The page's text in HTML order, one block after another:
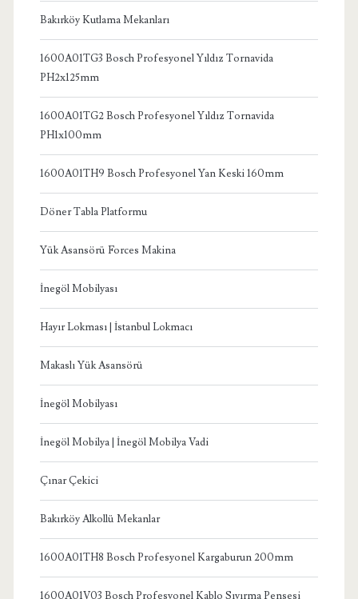
Bakırköy Kutlama Mekanları
1600A01TG3 Bosch Profesyonel Yıldız Tornavida
PH2x125mm
1600A01TG2 Bosch Profesyonel Yıldız Tornavida
PH1x100mm
1600A01TH9 Bosch Profesyonel Yan Keski 160mm
Döner Tabla Platformu
Yük Asansörü Forces Makina
İnegöl Mobilyası
Hayır Lokması | İstanbul Lokmacı
Makaslı Yük Asansörü
İnegöl Mobilyası
İnegöl Mobilya | İnegöl Mobilya Vadi
Çınar Çekici
Bakırköy Alkollü Mekanlar
1600A01TH8 Bosch Profesyonel Kargaburun 200mm
1600A01V03 Bosch Profesyonel Kablo Sıyırma Pensesi